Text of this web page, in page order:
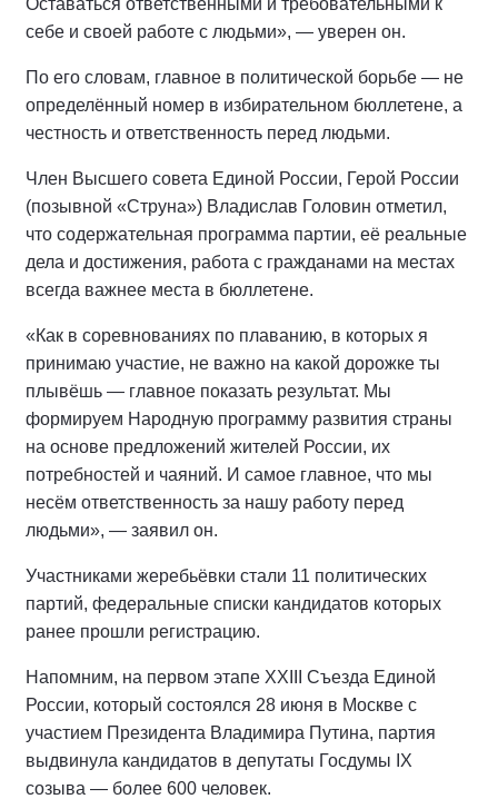
себе и своей работе с людьми», — уверен он.
По его словам, главное в политической борьбе — не
определённый номер в избирательном бюллетене, а
честность и ответственность перед людьми.
Член Высшего совета Единой России, Герой России
(позывной «Струна») Владислав Головин отметил,
что содержательная программа партии, её реальные
дела и достижения, работа с гражданами на местах
всегда важнее места в бюллетене.
«Как в соревнованиях по плаванию, в которых я
принимаю участие, не важно на какой дорожке ты
плывёшь — главное показать результат. Мы
формируем Народную программу развития страны
на основе предложений жителей России, их
потребностей и чаяний. И самое главное, что мы
несём ответственность за нашу работу перед
людьми», — заявил он.
Участниками жеребьёвки стали 11 политических
партий, федеральные списки кандидатов которых
ранее прошли регистрацию.
Напомним, на первом этапе XXIII Съезда Единой
России, который состоялся 28 июня в Москве с
участием Президента Владимира Путина, партия
выдвинула кандидатов в депутаты Госдумы IX
созыва — более 600 человек.